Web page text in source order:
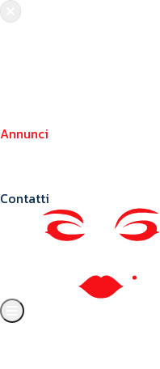
Annunci
Contatti